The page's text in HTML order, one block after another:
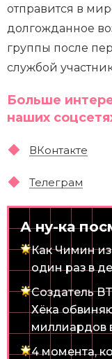
отправится в
долгожданное
группы после
службой
Больше
наших
ВКонтакте
Телеграм
А ну-ка
Как Чимин из
один раз в
Создатель
Хёка
миллиардов
4 момента,